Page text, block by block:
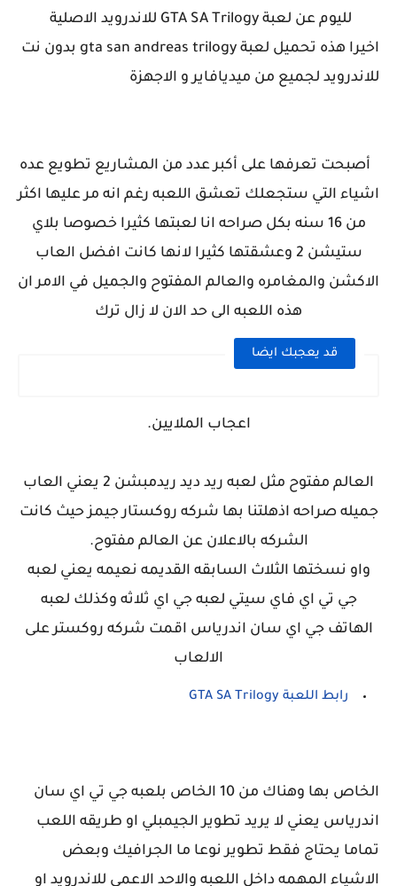
لليوم عن لعبة GTA SA Trilogy للاندرويد الاصلية
اخيرا هذه تحميل لعبة gta san andreas trilogy بدون نت
للاندرويد لجميع من ميديافاير و الاجهزة
أصبحت تعرفها على أكبر عدد من المشاريع تطويع عده
اشياء التي ستجعلك تعشق اللعبه رغم انه مر عليها اكثر
من 16 سنه بكل صراحه انا لعبتها كثيرا خصوصا بلاي
ستيشن 2 وعشقتها كثيرا لانها كانت افضل العاب
الاكشن والمغامره والعالم المفتوح والجميل في الامر ان
هذه اللعبه الى حد الان لا زال ترك
قد يعجبك ايضا
اعجاب الملايين.
العالم مفتوح مثل لعبه ريد ديد ريدمبشن 2 يعني العاب
جميله صراحه اذهلتنا بها شركه روكستار جيمز حيث كانت
الشركه بالاعلان عن العالم مفتوح.
واو نسختها الثلاث السابقه القديمه نعيمه يعني لعبه
جي تي اي فاي سيتي لعبه جي اي ثلاثه وكذلك لعبه
الهاتف جي اي سان اندرياس اقمت شركه روكستر على
الالعاب
رابط اللعبة GTA SA Trilogy
الخاص بها وهناك من 10 الخاص بلعبه جي تي اي سان
اندرياس يعني لا يريد تطوير الجيمبلي او طريقه اللعب
تماما يحتاج فقط تطوير نوعا ما الجرافيك وبعض
الاشياء المهمه داخل اللعبه والاحد الاعمي للاندرويد او